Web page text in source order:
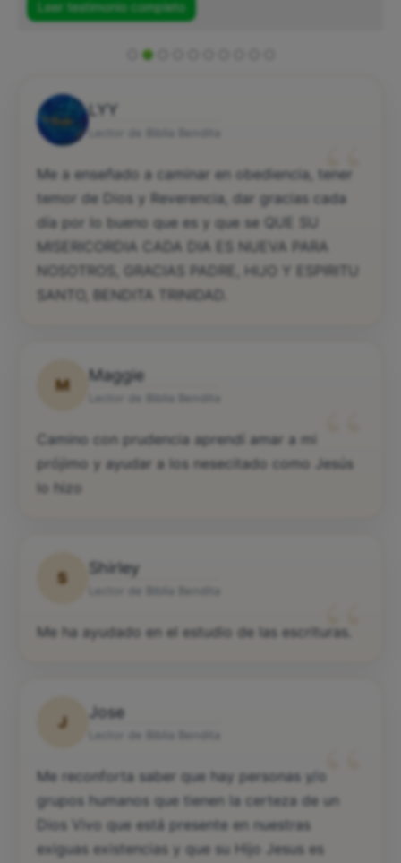
Leer testimonio completo
LYY
“
Me a enseñado a caminar en obediencia, tener
temor de Dios y Reverencia, dar gracias cada
día por lo bueno que es y que se QUE SU
MISERICORDIA CADA DIA ES NUEVA PARA
NOSOTROS, GRACIAS PADRE, HIJO Y ESPIRITU
SANTO, BENDITA TRINIDAD.
M
Maggie
“
Camino con prudencia aprendí amar a mi
prójimo y ayudar a los nesecitado como Jesús
lo hizo
S
Shirley
“
Me ha ayudado en el estudio de las escrituras.
J
Jose
“
Me reconforta saber que hay personas y/o
grupos humanos que tienen la certeza de un
Dios Vivo que está presente en nuestras
exiguas existencias y que su Hijo Jesus es